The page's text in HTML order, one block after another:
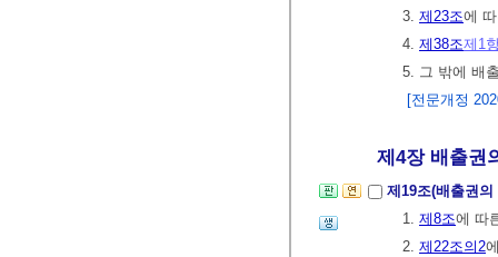
3. 제23조에
4. 제38조제1
5. 그 밖에 배
[전문개정
제4장 배출권
제19조(배출권
1. 제8조에 따
2. 제22조의2